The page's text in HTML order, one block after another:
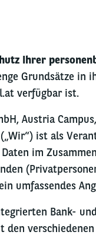
Ihrer
Grundsätze in
verfügbar ist.
Austria
(„Wir“) ist als
Daten im
umfassendes
Bank-